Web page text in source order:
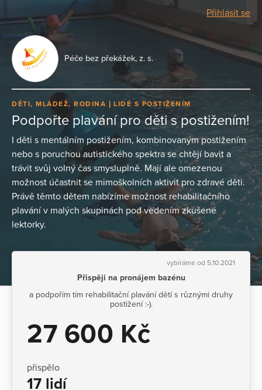
Přihlásit se
Péče bez překážek, z. s.
DĚTI, MLÁDEŽ, RODINA LIDÉ S POSTIŽENÍM
Podpořte plavání pro děti s postižením!
I děti s mentálním postižením, kombinovaným postižením
nebo s poruchou autistického spektra se chtějí bavit a
trávit svůj volný čas smysluplně. Mají ale omezenou
možnost účastnit se mimoškolních aktivit pro zdravé děti.
Právě těmto dětem nabízíme možnost rehabilitačního
plavání v malých skupinách pod vedením zkušené
lektorky.
vybíráme od 5.10.2021
Přispěji na pronájem bazénu
a podpořím tím rehabilitační plavání dětí s různými druhy
postižení :-).
27 600 Kč
přispělo
17 lidí